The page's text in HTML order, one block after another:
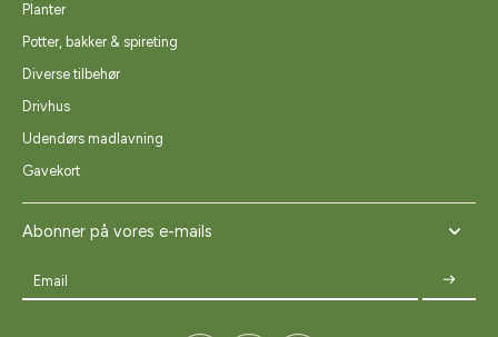
Planter
Potter, bakker & spireting
Diverse tilbehør
Drivhus
Udendørs madlavning
Gavekort
Abonner på vores e-mails
Email